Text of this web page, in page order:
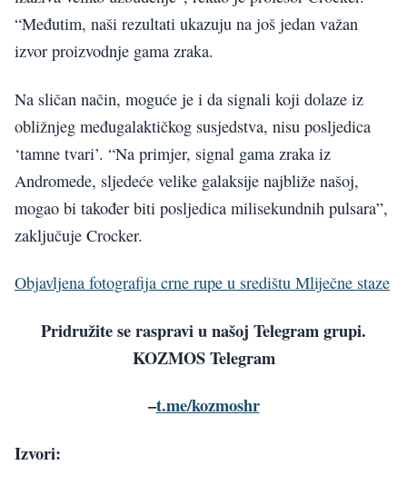
“Međutim, naši rezultati ukazuju na još jedan važan
izvor proizvodnje gama zraka.
Na sličan način, moguće je i da signali koji dolaze iz
obližnjeg međugalaktičkog susjedstva, nisu posljedica
‘tamne tvari’. “Na primjer, signal gama zraka iz
Andromede, sljedeće velike galaksije najbliže našoj,
mogao bi također biti posljedica milisekundnih pulsara”,
zaključuje Crocker.
Objavljena fotografija crne rupe u središtu Mliječne staze
Pridružite se raspravi u našoj Telegram grupi.
KOZMOS Telegram
–t.me/kozmoshr
Izvori: